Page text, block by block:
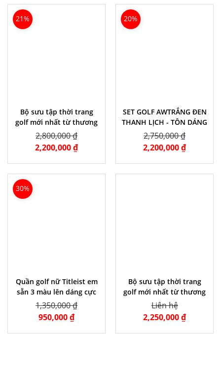
21%
Bộ sưu tập thời trang
golf mới nhất từ thương
hiệu
2,800,000 ₫
2,200,000 ₫
20%
SET GOLF AWTRẮNG ĐEN
THANH LỊCH - TÔN DÁNG
CỰC XINH
2,750,000 ₫
2,200,000 ₫
30%
Quần golf nữ Titleist em
sẵn 3 màu lên dáng cực
đẹp
1,350,000 ₫
950,000 ₫
Bộ sưu tập thời trang
golf mới nhất từ thương
hiệu PLAYOFGOODHI
Liên hệ
2,250,000 ₫